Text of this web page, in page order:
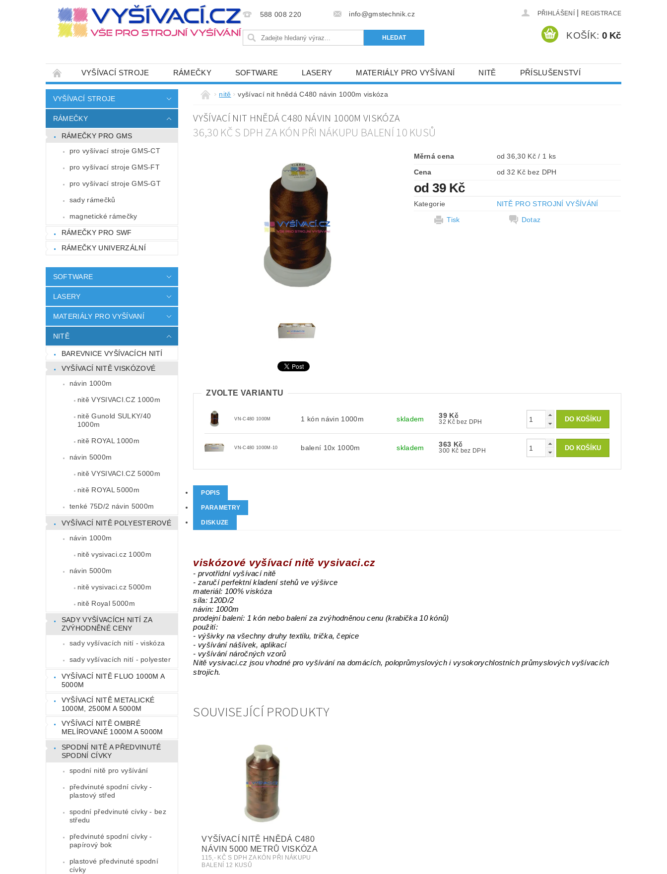
588 008 220 info@gmstechnik.cz PŘIHLÁŠENÍ REGISTRACE
KOŠÍK: 0 Kč
VYŠÍVACÍ STROJE RÁMEČKY SOFTWARE LASERY MATERIÁLY PRO VYŠÍVANÍ NITĚ PŘÍSLUŠENSTVÍ
JEHLY SADY NITÍ A STARTOVACÍ SETY PRO VYŠÍVÁNÍ BAREVNICE A KATALOGY
HOT-FIX APLIKACE ZAKÁZKOVÁ VÝROBA, SLUŽBY
CENÍK DOPRAVY (NÁKLADŮ EXPEDICE) PLATNÝ OD 6. 5.2024 OBCHODNÍ PODMÍNKY PRO E-SHOP VYSIVACI.CZ
ZÁSADY OCHRANY OSOBNÍCH ÚDAJŮ
VYŠÍVACÍ STROJE
RÁMEČKY
RÁMEČKY PRO GMS
pro vyšívací stroje GMS-CT
pro vyšívací stroje GMS-FT
pro vyšívací stroje GMS-GT
sady rámečků
magnetické rámečky
RÁMEČKY PRO SWF
RÁMEČKY UNIVERZÁLNÍ
SOFTWARE
LASERY
MATERIÁLY PRO VYŠÍVANÍ
NITĚ
BAREVNICE VYŠÍVACÍCH NITÍ
VYŠÍVACÍ NITĚ VISKÓZOVÉ
návin 1000m
nitě VYSIVACI.CZ 1000m
nitě Gunold SULKY/40
1000m
nitě ROYAL 1000m
návin 5000m
nitě VYSIVACI.CZ 5000m
nitě ROYAL 5000m
tenké 75D/2 návin 5000m
VYŠÍVACÍ NITĚ POLYESTEROVÉ
návin 1000m
nitě vysivaci.cz 1000m
návin 5000m
nitě vysivaci.cz 5000m
nitě Royal 5000m
SADY VYŠÍVACÍCH NITÍ ZA
ZVÝHODNĚNÉ CENY
sady vyšívacích nití - viskóza
sady vyšívacích nití - polyester
VYŠÍVACÍ NITĚ FLUO 1000M A
5000M
VYŠÍVACÍ NITĚ METALICKÉ
1000M, 2500M A 5000M
VYŠÍVACÍ NITĚ OMBRÉ
MELÍROVANÉ 1000M A 5000M
SPODNÍ NITĚ A PŘEDVINUTÉ
SPODNÍ CÍVKY
spodní nitě pro vyšívání
předvinuté spodní cívky -
plastový střed
spodní předvinuté cívky - bez
středu
předvinuté spodní cívky -
papírový bok
plastové předvinuté spodní
cívky
nitě vyšívací nit hnědá C480 návin 1000m viskóza
VYŠÍVACÍ NIT HNĚDÁ C480 NÁVIN 1000M VISKÓZA
36,30 KČ S DPH ZA KÓN PŘI NÁKUPU BALENÍ 10 KUSŮ
Měrná cena
od 36,30 Kč / 1 ks
Cena
od 32 Kč bez DPH
od 39 Kč
Kategorie
NITĚ PRO STROJNÍ VYŠÍVÁNÍ
Tisk
Dotaz
ZVOLTE VARIANTU
VN-C480 1000M 1 kón návin 1000m skladem 39 Kč
32 Kč bez DPH
VN-C480 1000M-10 balení 10x 1000m skladem 363 Kč
300 Kč bez DPH
POPIS
PARAMETRY
DISKUZE
viskózové vyšívací nitě vysivaci.cz
- prvotřídní vyšívací nitě
- zaručí perfektní kladení stehů ve výšivce
materiál: 100% viskóza
síla: 120D/2
návin: 1000m
prodejní balení: 1 kón nebo balení za zvýhodněnou cenu (krabička 10 kónů)
použití:
- výšivky na všechny druhy textilu, trička, čepice
- vyšívání nášívek, aplikací
- vyšívání náročných vzorů
Nitě vysivaci.cz jsou vhodné pro vyšívání na domácích, poloprůmyslových i vysokorychlostních průmyslových vyšívacích
strojích.
SOUVISEJÍCÍ PRODUKTY
VYŠÍVACÍ NITĚ HNĚDÁ C480
NÁVIN 5000 METRŮ VISKÓZA
115,- KČ S DPH ZA KÓN PŘI NÁKUPU
BALENÍ 12 KUSŮ